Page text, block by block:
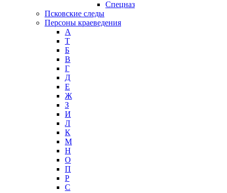
Спецназ
Псковские следы
Персоны краеведения
А
T
Б
В
Г
Д
Е
Ж
З
И
Л
К
М
Н
О
П
Р
С